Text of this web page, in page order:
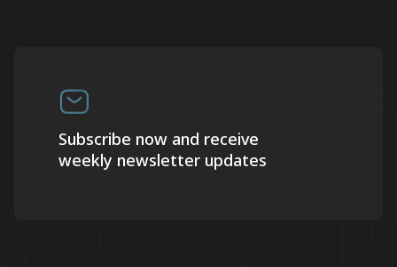
Subscribe now and receive
weekly newsletter updates